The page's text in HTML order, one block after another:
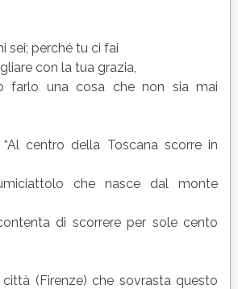
sei; perché tu ci fai
con la tua grazia,
farlo una cosa che non sia mai
centro della Toscana scorre in
che nasce dal monte
di scorrere per sole cento
(Firenze) che sovrasta questo